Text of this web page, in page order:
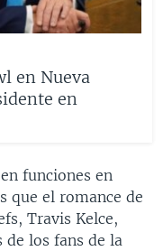
en Nueva
en
funciones en
que el romance de
Travis Kelce,
los fans de la